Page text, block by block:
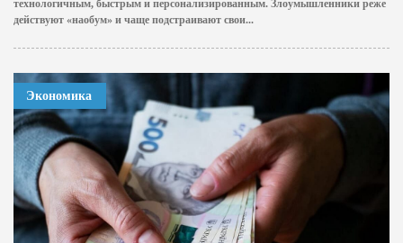
технологичным, быстрым и персонализированным. Злоумышленники реже
действуют «наобум» и чаще подстраивают свои...
Экономика